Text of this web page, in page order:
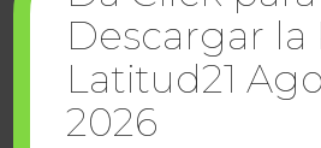
Descargar la
Latitud21
2026